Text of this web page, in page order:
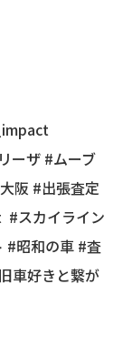
ーザ #ムーブ
阪 #出張査定
#スカイライン
#昭和の車 #査
車好きと繋が